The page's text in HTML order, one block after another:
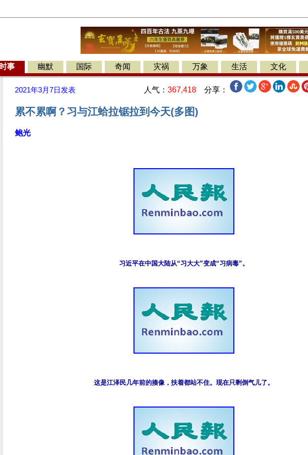
时事 幽默 国际 奇闻 灾祸 万象 生活 文化
2021年3月7日 发表 人气： 367,418 分享：
累不累啊？习与江蛤拉锯拉到今天(多图)
鲍光
习近平在中国大陆从“习大大”变成“习病毒”。
这是江泽民几年前的揍像，扶着都站不住。现在只剩倒气儿了。